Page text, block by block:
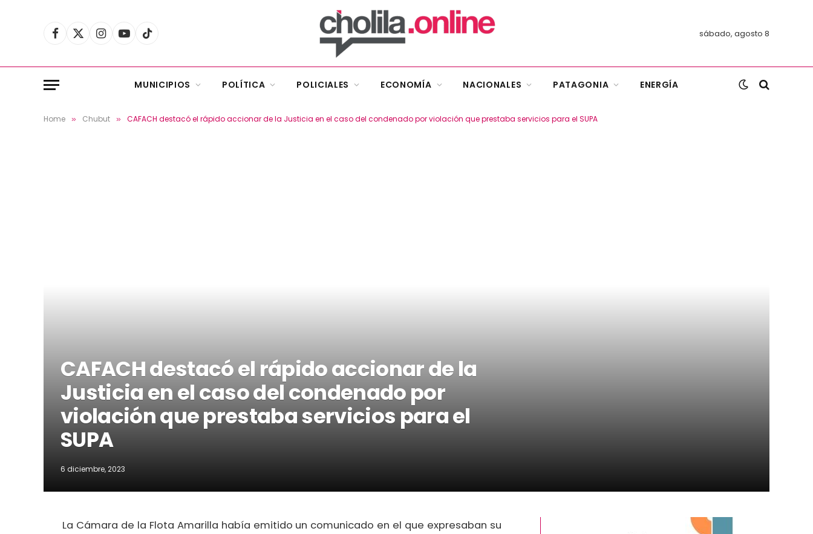
Facebook
X
Instagram
YouTubeTikTok sábado, agosto 8
MUNICIPIOS POLÍTICA POLICIALES ECONOMÍA NACIONALES PATAGONIA ENERGÍA
Home » Chubut » CAFACH destacó el rápido accionar de la Justicia en el caso del condenado por violación que prestaba servicios para el SUPA
CAFACH destacó el rápido accionar de la
Justicia en el caso del condenado por
violación que prestaba servicios para el
SUPA
6 diciembre, 2023
La Cámara de la Flota Amarilla había emitido un comunicado en el que expresaban su